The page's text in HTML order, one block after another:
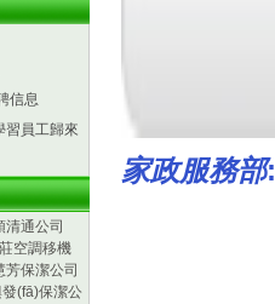
信息
習員工歸來
清通公司
空調移機
芳保潔公司
(fā)保潔公
家政服務部: